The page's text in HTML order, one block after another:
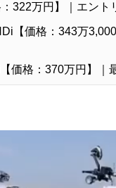
322万円】｜エント
【価格：343万
価格：370万円】｜